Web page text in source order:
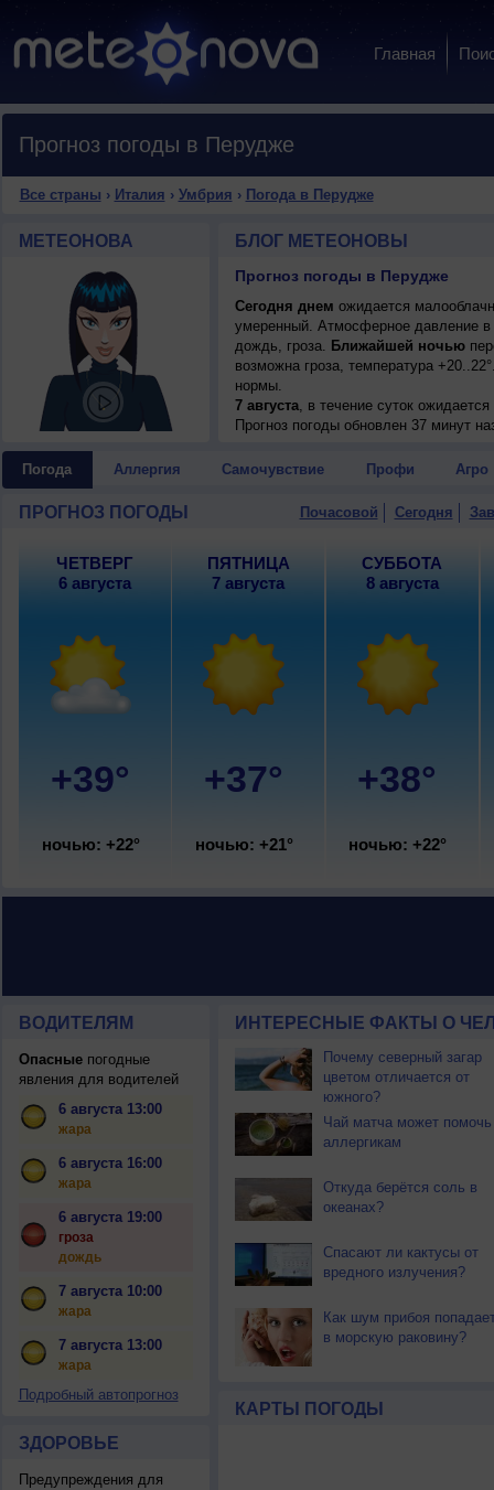
Главная
Прогноз погоды в Перудже
Все страны › Италия › Умбрия › Погода в Перудже
МЕТЕОНОВА БЛОГ МЕТЕОНОВЫ
Прогноз погоды в Перудже
Сегодня днем ожидается
умеренный. Атмосферное давление
дождь, гроза. Ближайшей ночью
возможна гроза, температура
нормы.
7 августа, в течение суток
гроза; ночью +20..22°, днем
западный, умеренный.
+38..40°, ветер западный, умеренный.
10 августа, ожидается ясная погода;
Прогноз погоды обновлен 37 минут
Погода Аллергия Самочувствие Профи Агро
ПРОГНОЗ ПОГОДЫ Почасовой Сегодня
ЧЕТВЕРГ
6 августа
+39°
ночью: +22°
ПЯТНИЦА
7 августа
+37°
ночью: +21°
СУББОТА
8 августа
+38°
ночью: +22°
ВОДИТЕЛЯМ
Опасныепогодные
явления для водителей
6 августа 13:00
жара
6 августа 16:00
жара
6 августа 19:00
гроза
дождь
7 августа 10:00
жара
7 августа 13:00
жара
Подробный автопрогноз
ЗДОРОВЬЕ
Предупреждения для
ИНТЕРЕСНЫЕ ФАКТЫ О
Почему северный загар
цветом отличается от
южного?
Чай матча может помочь
аллергикам
Откуда берётся соль в
океанах?
Спасают ли кактусы от
вредного излучения?
Как шум прибоя
в морскую раковину?
КАРТЫ ПОГОДЫ